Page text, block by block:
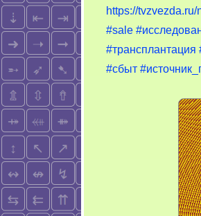
https://
#sale
#трансплантация
#сбыт